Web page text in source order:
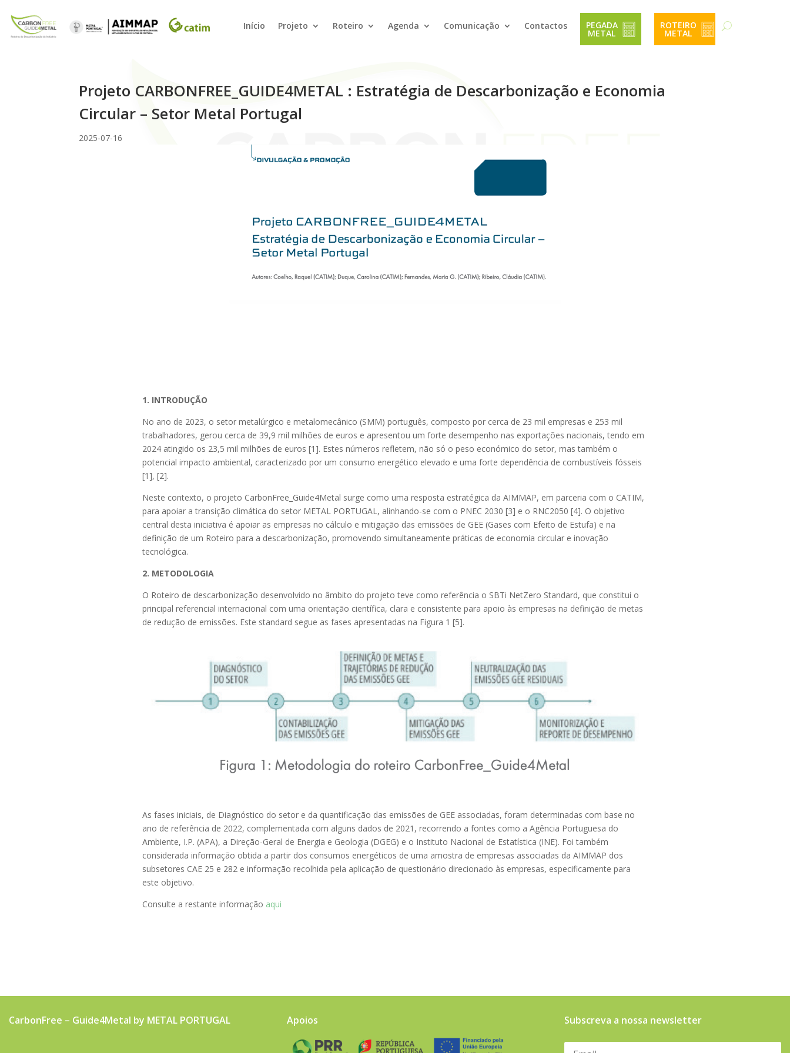
Início Projeto Roteiro Agenda Comunicação Contactos PEGADA
METAL
ROTEIRO
METAL
Projeto CARBONFREE_GUIDE4METAL : Estratégia de Descarbonização e Economia
Circular – Setor Metal Portugal
2025-07-16
1. INTRODUÇÃO
No ano de 2023, o setor metalúrgico e metalomecânico (SMM) português, composto por cerca de 23 mil empresas e 253 mil
trabalhadores, gerou cerca de 39,9 mil milhões de euros e apresentou um forte desempenho nas exportações nacionais, tendo em
2024 atingido os 23,5 mil milhões de euros [1]. Estes números refletem, não só o peso económico do setor, mas também o
potencial impacto ambiental, caracterizado por um consumo energético elevado e uma forte dependência de combustíveis fósseis
[1], [2].
Neste contexto, o projeto CarbonFree_Guide4Metal surge como uma resposta estratégica da AIMMAP, em parceria com o CATIM,
para apoiar a transição climática do setor METAL PORTUGAL, alinhando-se com o PNEC 2030 [3] e o RNC2050 [4]. O objetivo
central desta iniciativa é apoiar as empresas no cálculo e mitigação das emissões de GEE (Gases com Efeito de Estufa) e na
definição de um Roteiro para a descarbonização, promovendo simultaneamente práticas de economia circular e inovação
tecnológica.
2. METODOLOGIA
O Roteiro de descarbonização desenvolvido no âmbito do projeto teve como referência o SBTi NetZero Standard, que constitui o
principal referencial internacional com uma orientação científica, clara e consistente para apoio às empresas na definição de metas
de redução de emissões. Este standard segue as fases apresentadas na Figura 1 [5].
As fases iniciais, de Diagnóstico do setor e da quantificação das emissões de GEE associadas, foram determinadas com base no
ano de referência de 2022, complementada com alguns dados de 2021, recorrendo a fontes como a Agência Portuguesa do
Ambiente, I.P. (APA), a Direção-Geral de Energia e Geologia (DGEG) e o Instituto Nacional de Estatística (INE). Foi também
considerada informação obtida a partir dos consumos energéticos de uma amostra de empresas associadas da AIMMAP dos
subsetores CAE 25 e 282 e informação recolhida pela aplicação de questionário direcionado às empresas, especificamente para
este objetivo.
Consulte a restante informação aqui
CarbonFree – Guide4Metal by METAL PORTUGAL Apoios Subscreva a nossa newsletter